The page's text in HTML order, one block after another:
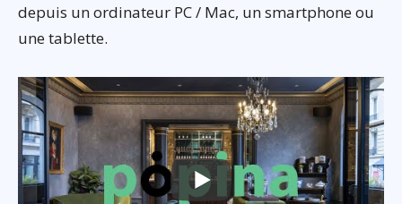
depuis un ordinateur PC / Mac, un smartphone ou
une tablette.